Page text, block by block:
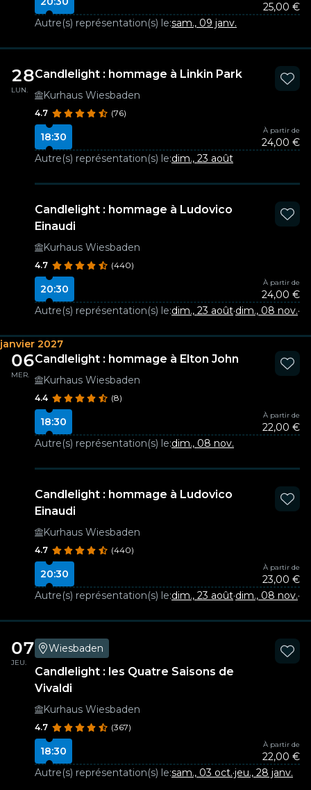
25,00 €
Autre(s) représentation(s) le:sam., 09 janv.
28
LUN.
Candlelight : hommage à Linkin Park
Kurhaus Wiesbaden
4.7 (76)
18:30
À partir de
24,00 €
Autre(s) représentation(s) le:dim., 23 août
Candlelight : hommage à Ludovico
Einaudi
Kurhaus Wiesbaden
4.7 (440)
20:30
À partir de
24,00 €
Autre(s) représentation(s) le:dim., 23 août·dim., 08 nov.·
janvier 2027
06
MER.
Candlelight : hommage à Elton John
Kurhaus Wiesbaden
4.4 (8)
18:30
À partir de
22,00 €
Autre(s) représentation(s) le:dim., 08 nov.
Candlelight : hommage à Ludovico
Einaudi
Kurhaus Wiesbaden
4.7 (440)
20:30
À partir de
23,00 €
Autre(s) représentation(s) le:dim., 23 août·dim., 08 nov.·
07
JEU.
Wiesbaden
Candlelight : les Quatre Saisons de
Vivaldi
Kurhaus Wiesbaden
4.7 (367)
18:30
À partir de
22,00 €
Autre(s) représentation(s) le:sam., 03 oct.·jeu., 28 janv.